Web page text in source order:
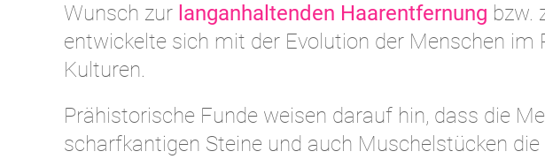
Wunsch zur langanhaltenden Haarentfernung bzw.
entwickelte sich mit der Evolution der Menschen im
Kulturen.
Prähistorische Funde weisen darauf hin, dass die
scharfkantigen Steine und auch Muschelstücken